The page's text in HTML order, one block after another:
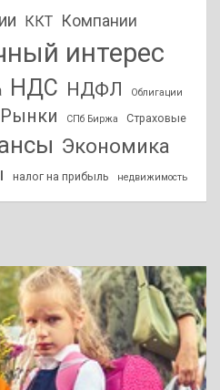
ККТ Компании
интерес
НДС НДФЛ Облигации
Рынки СПб Биржа Страховые
Экономика
налог на прибыль недвижимость